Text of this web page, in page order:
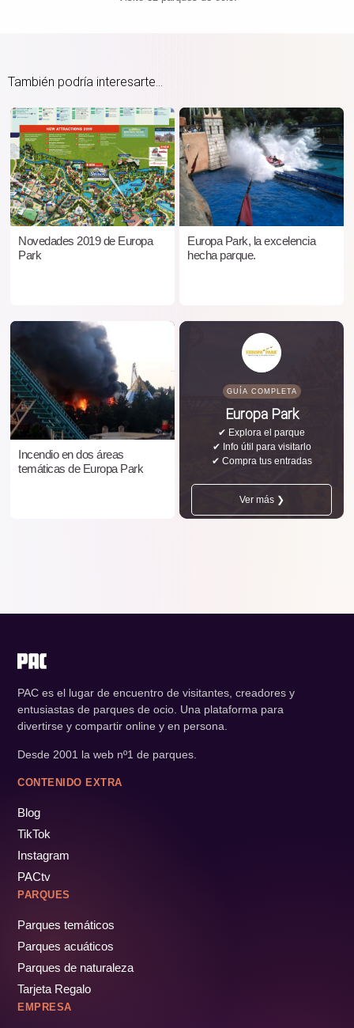
También podría interesarte...
Novedades 2019 de Europa
Park
Europa Park, la excelencia
hecha parque.
Incendio en dos áreas
temáticas de Europa Park
GUÍA COMPLETA
Europa Park
✔ Explora el parque
✔ Info útil para visitarlo
✔ Compra tus entradas
Ver más ❯
PAC es el lugar de encuentro de visitantes, creadores y
entusiastas de parques de ocio. Una plataforma para
divertirse y compartir online y en persona.
Desde 2001 la web nº1 de parques.
CONTENIDO EXTRA
Blog
TikTok
Instagram
PACtv
PARQUES
Parques temáticos
Parques acuáticos
Parques de naturaleza
Tarjeta Regalo
EMPRESA